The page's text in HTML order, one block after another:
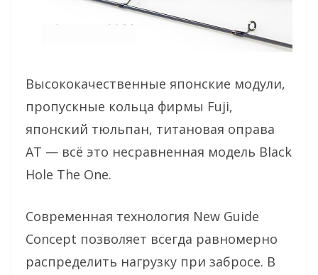
Высококачественные японские модули,
пропускные кольца фирмы Fuji,
японский тюльпан, титановая оправа
AT — всё это несравненная модель Black
Hole The One.
Современная технология New Guide
Concept позволяет всегда равномерно
распределить нагрузку при забросе. В